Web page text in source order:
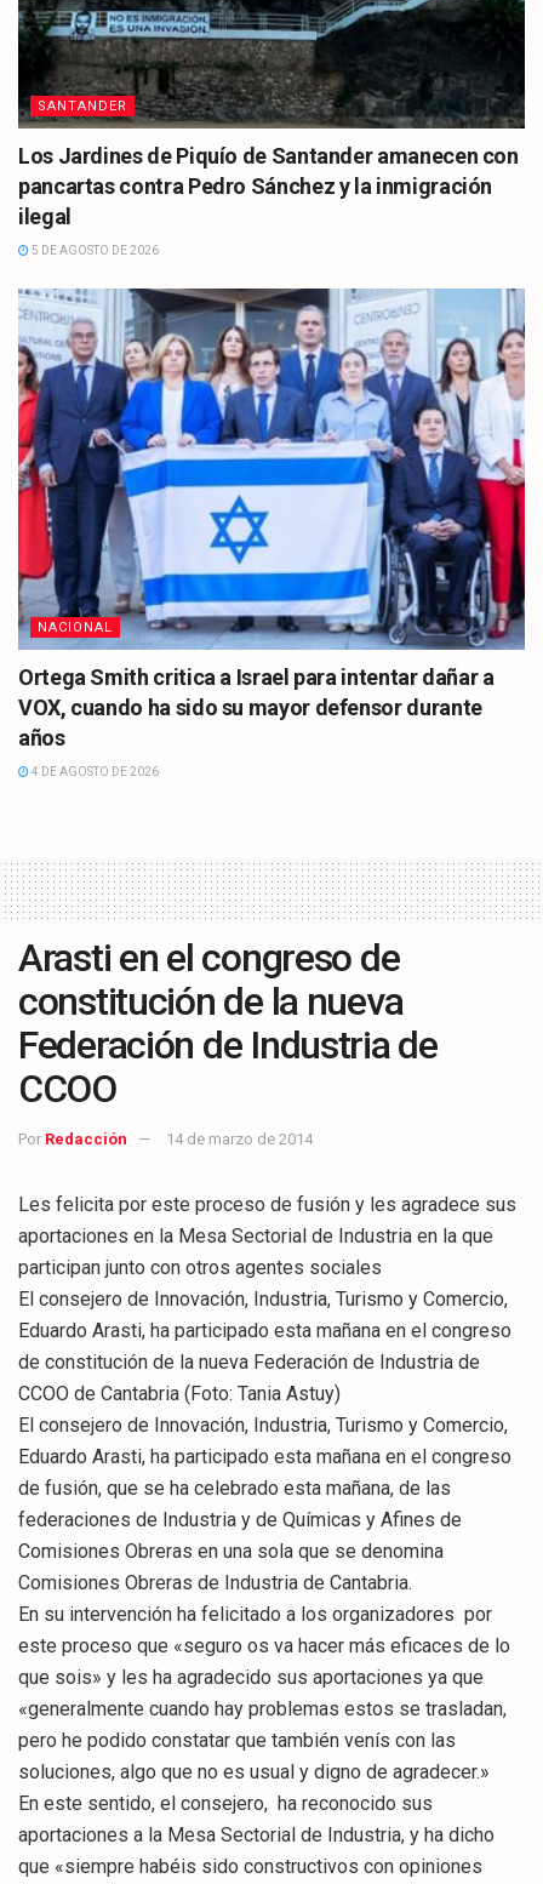
SANTANDER
Los Jardines de Piquío de Santander amanecen con
pancartas contra Pedro Sánchez y la inmigración
ilegal
5 DE AGOSTO DE 2026
NACIONAL
Ortega Smith critica a Israel para intentar dañar a
VOX, cuando ha sido su mayor defensor durante
años
4 DE AGOSTO DE 2026
Arasti en el congreso de
constitución de la nueva
Federación de Industria de
CCOO
Por Redacción 14 de marzo de 2014
Les felicita por este proceso de fusión y les agradece sus
aportaciones en la Mesa Sectorial de Industria en la que
participan junto con otros agentes sociales
El consejero de Innovación, Industria, Turismo y Comercio,
Eduardo Arasti, ha participado esta mañana en el congreso
de constitución de la nueva Federación de Industria de
CCOO de Cantabria (Foto: Tania Astuy)
El consejero de Innovación, Industria, Turismo y Comercio,
Eduardo Arasti, ha participado esta mañana en el congreso
de fusión, que se ha celebrado esta mañana, de las
federaciones de Industria y de Químicas y Afines de
Comisiones Obreras en una sola que se denomina
Comisiones Obreras de Industria de Cantabria.
En su intervención ha felicitado a los organizadores por
este proceso que «seguro os va hacer más eficaces de lo
que sois» y les ha agradecido sus aportaciones ya que
«generalmente cuando hay problemas estos se trasladan,
pero he podido constatar que también venís con las
soluciones, algo que no es usual y digno de agradecer.»
En este sentido, el consejero, ha reconocido sus
aportaciones a la Mesa Sectorial de Industria, y ha dicho
que «siempre habéis sido constructivos con opiniones